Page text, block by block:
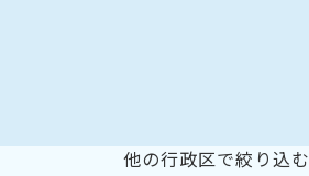
他の行政区で絞り込む